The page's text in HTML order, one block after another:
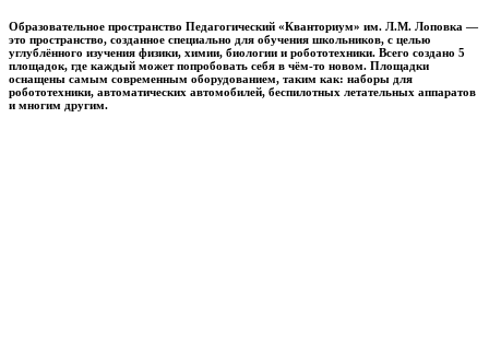
Образовательное пространство Педагогический «Кванториум» им. Л.М. Лоповка —
это пространство, созданное специально для обучения школьников, с целью
углублённого изучения физики, химии, биологии и робототехники. Всего создано 5
площадок, где каждый может попробовать себя в чём-то новом. Площадки
оснащены самым современным оборудованием, таким как: наборы для
робототехники, автоматических автомобилей, беспилотных летательных аппаратов
и многим другим.